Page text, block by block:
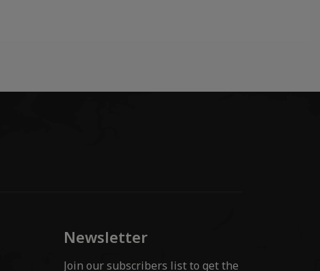
Newsletter
Join our subscribers list to get the